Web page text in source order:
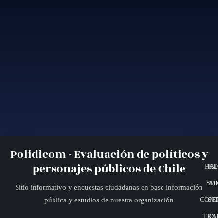
Polidicom - Evaluación de políticos y
personajes públicos de Chile
Sitio informativo y encuestas ciudadanas en base información
pública y estudios de nuestra organización